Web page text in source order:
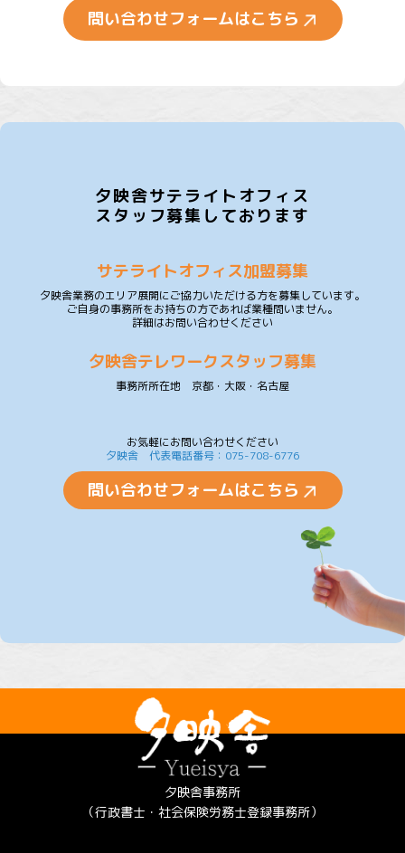
問い合わせフォームはこちら
夕映舎サテライトオフィス
スタッフ募集しております
サテライトオフィス加盟募集
夕映舎業務のエリア展開にご協力いただける方を募集しています。
ご自身の事務所をお持ちの方であれば業種問いません。
詳細はお問い合わせください
夕映舎テレワークスタッフ募集
事務所所在地 京都・大阪・名古屋
お気軽にお問い合わせください
夕映舎 代表電話番号：075-708-6776
問い合わせフォームはこちら
夕映舎事務所
（行政書士・社会保険労務士登録事務所）